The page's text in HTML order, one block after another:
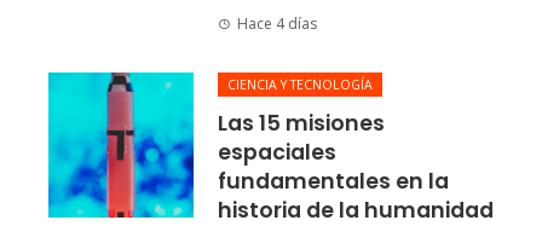
Hace 4 días
CIENCIA Y TECNOLOGÍA
Las 15 misiones
espaciales
fundamentales en la
historia de la humanidad